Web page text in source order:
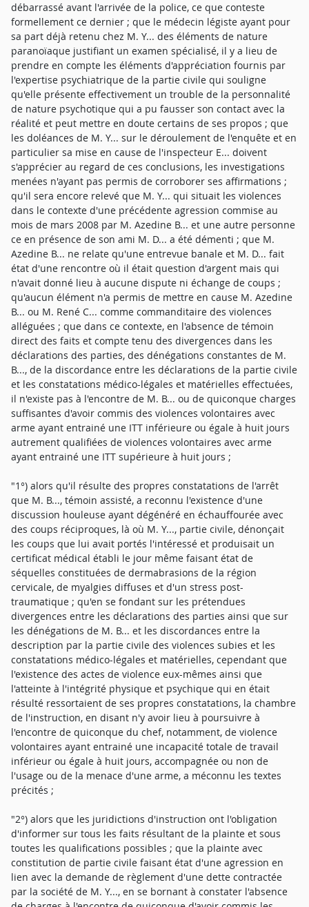
débarrassé avant l'arrivée de la police, ce que conteste
formellement ce dernier ; que le médecin légiste ayant pour
sa part déjà retenu chez M. Y... des éléments de nature
paranoïaque justifiant un examen spécialisé, il y a lieu de
prendre en compte les éléments d'appréciation fournis par
l'expertise psychiatrique de la partie civile qui souligne
qu'elle présente effectivement un trouble de la personnalité
de nature psychotique qui a pu fausser son contact avec la
réalité et peut mettre en doute certains de ses propos ; que
les doléances de M. Y... sur le déroulement de l'enquête et en
particulier sa mise en cause de l'inspecteur E... doivent
s'apprécier au regard de ces conclusions, les investigations
menées n'ayant pas permis de corroborer ses affirmations ;
qu'il sera encore relevé que M. Y... qui situait les violences
dans le contexte d'une précédente agression commise au
mois de mars 2008 par M. Azedine B... et une autre personne
ce en présence de son ami M. D... a été démenti ; que M.
Azedine B... ne relate qu'une entrevue banale et M. D... fait
état d'une rencontre où il était question d'argent mais qui
n'avait donné lieu à aucune dispute ni échange de coups ;
qu'aucun élément n'a permis de mettre en cause M. Azedine
B... ou M. René C... comme commanditaire des violences
alléguées ; que dans ce contexte, en l'absence de témoin
direct des faits et compte tenu des divergences dans les
déclarations des parties, des dénégations constantes de M.
B..., de la discordance entre les déclarations de la partie civile
et les constatations médico-légales et matérielles effectuées,
il n'existe pas à l'encontre de M. B... ou de quiconque charges
suffisantes d'avoir commis des violences volontaires avec
arme ayant entrainé une ITT inférieure ou égale à huit jours
autrement qualifiées de violences volontaires avec arme
ayant entrainé une ITT supérieure à huit jours ;
"1°) alors qu'il résulte des propres constatations de l'arrêt
que M. B..., témoin assisté, a reconnu l'existence d'une
discussion houleuse ayant dégénéré en échauffourée avec
des coups réciproques, là où M. Y..., partie civile, dénonçait
les coups que lui avait portés l'intéressé et produisait un
certificat médical établi le jour même faisant état de
séquelles constituées de dermabrasions de la région
cervicale, de myalgies diffuses et d'un stress post-
traumatique ; qu'en se fondant sur les prétendues
divergences entre les déclarations des parties ainsi que sur
les dénégations de M. B... et les discordances entre la
description par la partie civile des violences subies et les
constatations médico-légales et matérielles, cependant que
l'existence des actes de violence eux-mêmes ainsi que
l'atteinte à l'intégrité physique et psychique qui en était
résulté ressortaient de ses propres constatations, la chambre
de l'instruction, en disant n'y avoir lieu à poursuivre à
l'encontre de quiconque du chef, notamment, de violence
volontaires ayant entrainé une incapacité totale de travail
inférieur ou égale à huit jours, accompagnée ou non de
l'usage ou de la menace d'une arme, a méconnu les textes
précités ;
"2°) alors que les juridictions d'instruction ont l'obligation
d'informer sur tous les faits résultant de la plainte et sous
toutes les qualifications possibles ; que la plainte avec
constitution de partie civile faisant état d'une agression en
lien avec la demande de règlement d'une dette contractée
par la société de M. Y..., en se bornant à constater l'absence